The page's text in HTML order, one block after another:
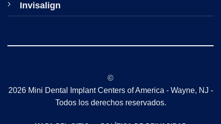
Invisalign
©
2026 Mini Dental Implant Centers of America - Wayne, NJ -
Todos los derechos reservados.